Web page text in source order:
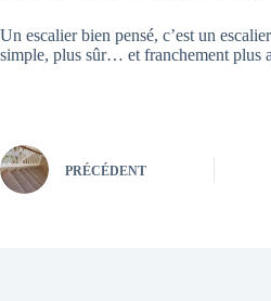
Un escalier bien pensé, c’est un
simple, plus sûr… et franchement plus
PRÉCÉDENT